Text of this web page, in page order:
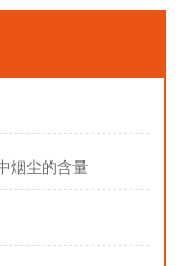
烟尘的含量